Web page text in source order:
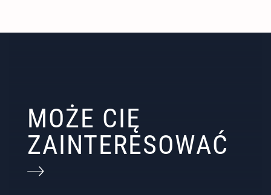
MOŻE CIĘ
ZAINTERESOWAĆ